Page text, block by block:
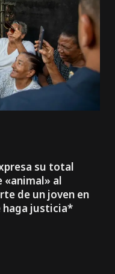
su total
«animal» al
de un joven en
haga justicia*